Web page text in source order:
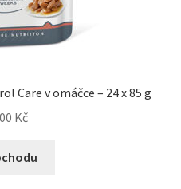
Care v omáčce – 24 x 85 g
Kč